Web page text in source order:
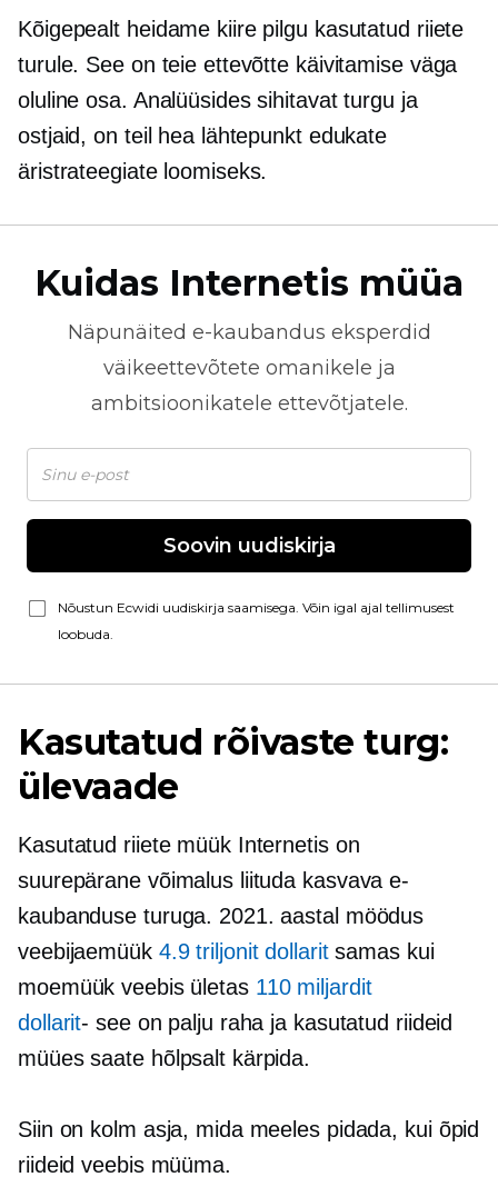
Kõigepealt heidame kiire pilgu kasutatud riiete
turule. See on teie ettevõtte käivitamise väga
oluline osa. Analüüsides sihitavat turgu ja
ostjaid, on teil hea lähtepunkt edukate
äristrateegiate loomiseks.
Kuidas Internetis müüa
Näpunäited e-kaubandus eksperdid
väikeettevõtete omanikele ja
ambitsioonikatele ettevõtjatele.
Soovin uudiskirja
Nõustun Ecwidi uudiskirja saamisega. Võin igal ajal tellimusest
loobuda.
Kasutatud rõivaste turg:
ülevaade
Kasutatud riiete müük Internetis on
suurepärane võimalus liituda kasvava e-
kaubanduse turuga. 2021. aastal möödus
veebijaemüük 4.9 triljonit dollaritsamas kui
moemüük veebis ületas 110 miljardit
dollarit- see on palju raha ja kasutatud riideid
müües saate hõlpsalt kärpida.
Siin on kolm asja, mida meeles pidada, kui õpid
riideid veebis müüma.